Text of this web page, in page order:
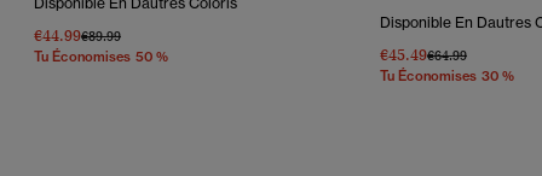
€44.99Prix Réduit De
€89.99À
Tu Économises 50 %
Disponible En Dautres
€45.49Prix Réduit De
€64.99À
Tu Économises 30 %